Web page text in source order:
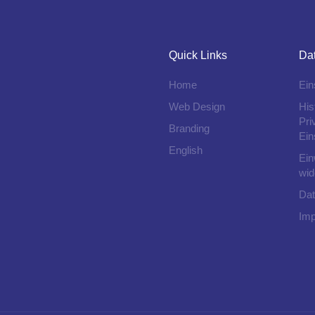
Quick Links
Home
Web Design
Branding
English